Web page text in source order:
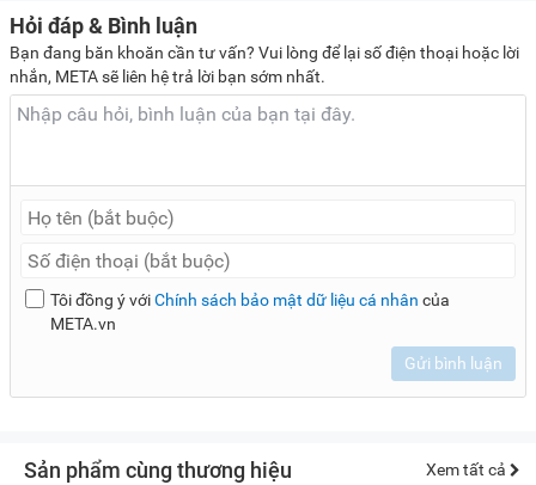
Máy giặt Aqua được trang bị van mực nước thấp có thể điều
chỉnh và đảm bảo nước sẽ được cấp đủ cho máy, giúp cho
việc giặt giũ trở nên thuận lợi hơn, mang lại tiện ích cho
người dùng.
Tích hợp sẵn 10 chương trình giặt
Aqua AQW-U100FT.BK được lập trình sẵn với 10 chương
trình giặt, giúp người dùng dễ dàng lựa chọn được chương
trình giặt theo ý muốn, giúp bảo vệ sợi vải tốt hơn, giặt sạch
hơn, tiết kiệm thời gian và điện nước hơn.
Giặt nhanh
Hỏi đáp & Bình luận
Bạn đang băn khoăn cần tư vấn? Vui lòng để lại số điện thoại hoặc lời
nhắn, META sẽ liên hệ trả lời bạn sớm nhất.
Tôi đồng ý vớiChính sách bảo mật dữ liệu cá nhân của
META.vn
Gửi bình luận
Sản phẩm cùng thương hiệu Xem tất cả